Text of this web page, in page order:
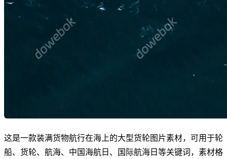
这是一款装满货物航行在海上的大型货轮图片素材，可用于轮
船、货轮、航海、中国海航日、国际航海日等关键词，素材格